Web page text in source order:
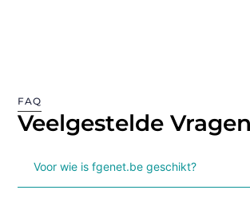
FAQ
Veelgestelde Vragen
Voor wie is fgenet.be geschikt?